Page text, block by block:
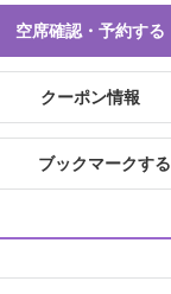
空席確認・予約する
クーポン情報
ブックマークする